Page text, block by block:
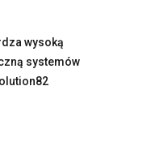
wysoką
systemów